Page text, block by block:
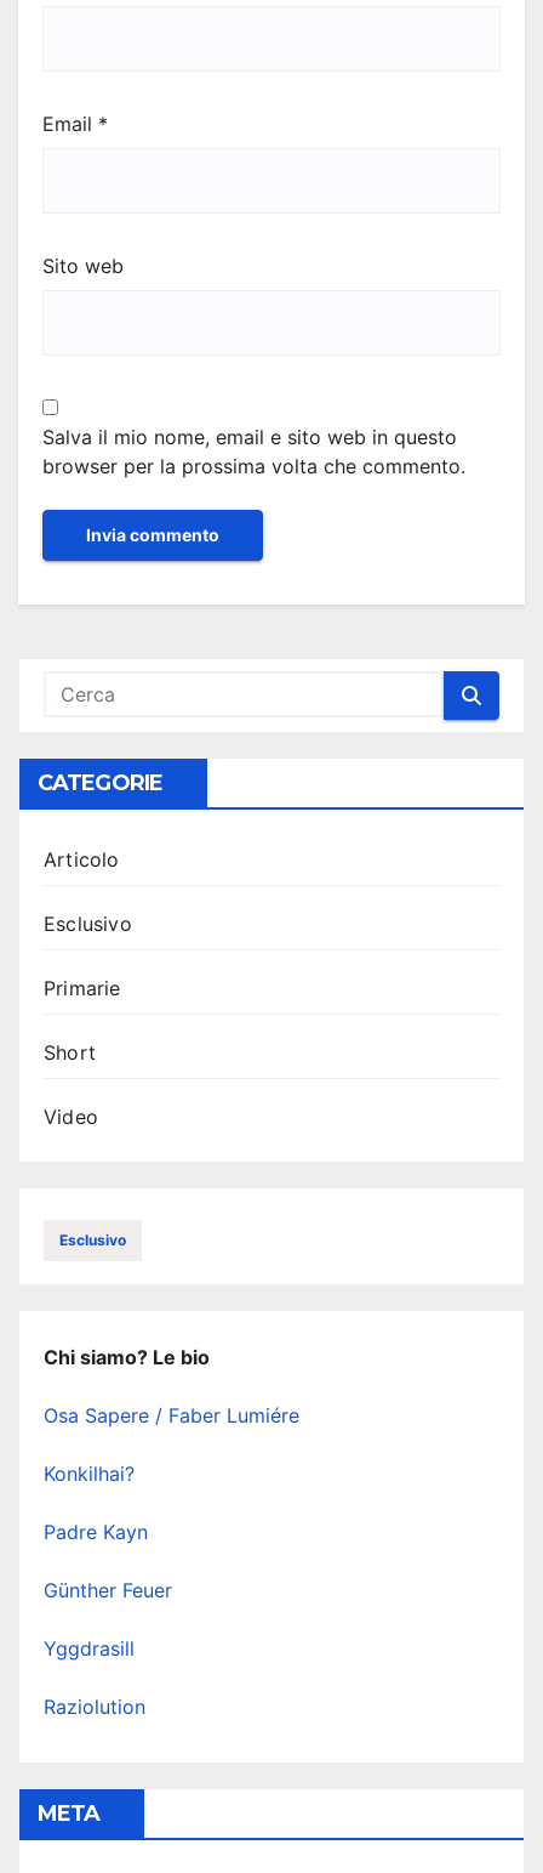
Email *
Sito web
Salva il mio nome, email e sito web in questo
browser per la prossima volta che commento.
CATEGORIE
Articolo
Esclusivo
Primarie
Short
Video
Esclusivo
Chi siamo? Le bio
Osa Sapere / Faber Lumiére
Konkilhai?
Padre Kayn
Günther Feuer
Yggdrasill
Raziolution
META